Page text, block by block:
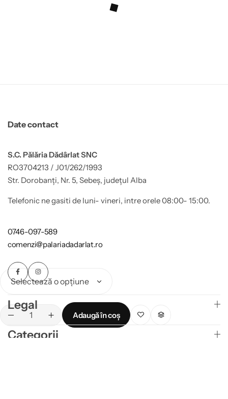
Date contact
S.C. Pălăria Dădârlat SNC
RO3704213 / J01/262/1993
Str. Dorobanți, Nr. 5, Sebeș, județul Alba
Telefonic ne gasiti de luni- vineri, intre orele 08:00- 15:00.
0746-097-589
comenzi@palariadadarlat.ro
Legal
Categorii
Adaugă în coș